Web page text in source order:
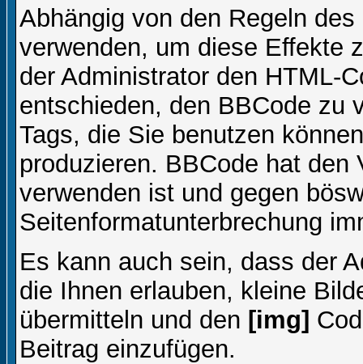
Abhängig von den Regeln
verwenden, um diese Effekte
der Administrator den HTML-
entschieden, den BBCode zu
Tags, die Sie benutzen
produzieren. BBCode hat
verwenden ist und gegen
Seitenformatunterbrechung
Es kann auch sein, dass der
die Ihnen erlauben, kleine
übermitteln und den [img]
Beitrag einzufügen.